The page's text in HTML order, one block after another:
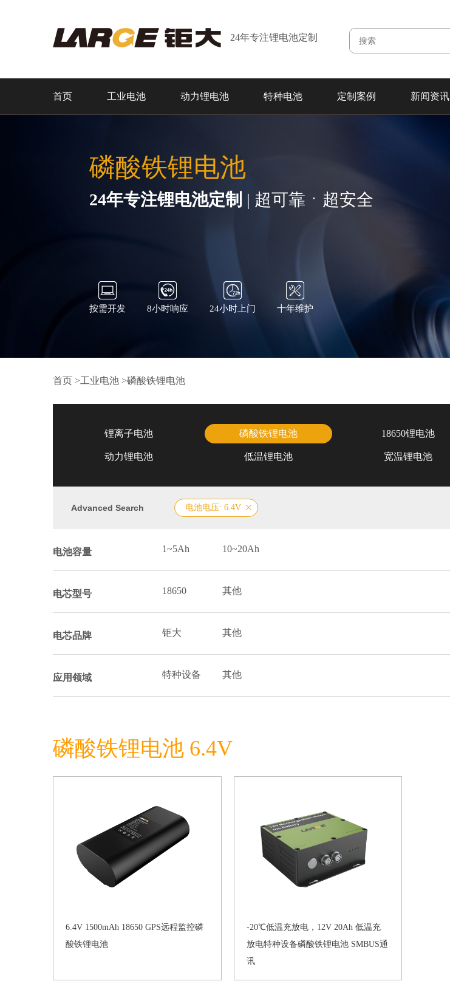
24年专注锂电池定制
首页 工业电池 动力锂电池 特种电池 定制案例 新闻资讯
磷酸铁锂电池
24年专注锂电池定制 | 超可靠ㆍ超安全
按需开发 8小时响应 24小时上门 十年维护
首页 >工业电池 >磷酸铁锂电池
锂离子电池 磷酸铁锂电池 18650锂电池
动力锂电池 低温锂电池 宽温锂电池
Advanced Search 电池电压: 6.4V
电池容量 1~5Ah 10~20Ah
电芯型号 18650 其他
电芯品牌 钜大 其他
应用领域 特种设备 其他
磷酸铁锂电池 6.4V
6.4V 1500mAh 18650 GPS远程监控磷
酸铁锂电池
-20℃低温充放电，12V 20Ah 低温充
放电特种设备磷酸铁锂电池 SMBUS通
讯